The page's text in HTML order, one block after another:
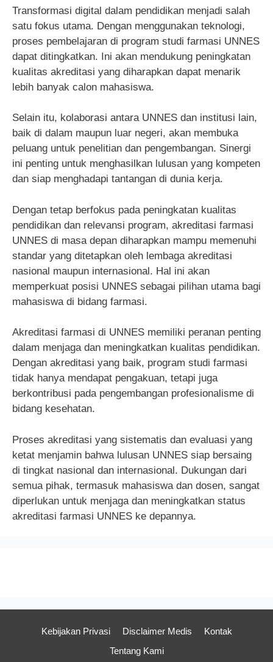
Transformasi digital dalam pendidikan menjadi salah
satu fokus utama. Dengan menggunakan teknologi,
proses pembelajaran di program studi farmasi UNNES
dapat ditingkatkan. Ini akan mendukung peningkatan
kualitas akreditasi yang diharapkan dapat menarik
lebih banyak calon mahasiswa.
Selain itu, kolaborasi antara UNNES dan institusi lain,
baik di dalam maupun luar negeri, akan membuka
peluang untuk penelitian dan pengembangan. Sinergi
ini penting untuk menghasilkan lulusan yang kompeten
dan siap menghadapi tantangan di dunia kerja.
Dengan tetap berfokus pada peningkatan kualitas
pendidikan dan relevansi program, akreditasi farmasi
UNNES di masa depan diharapkan mampu memenuhi
standar yang ditetapkan oleh lembaga akreditasi
nasional maupun internasional. Hal ini akan
memperkuat posisi UNNES sebagai pilihan utama bagi
mahasiswa di bidang farmasi.
Akreditasi farmasi di UNNES memiliki peranan penting
dalam menjaga dan meningkatkan kualitas pendidikan.
Dengan akreditasi yang baik, program studi farmasi
tidak hanya mendapat pengakuan, tetapi juga
berkontribusi pada pengembangan profesionalisme di
bidang kesehatan.
Proses akreditasi yang sistematis dan evaluasi yang
ketat menjamin bahwa lulusan UNNES siap bersaing
di tingkat nasional dan internasional. Dukungan dari
semua pihak, termasuk mahasiswa dan dosen, sangat
diperlukan untuk menjaga dan meningkatkan status
akreditasi farmasi UNNES ke depannya.
Kebijakan Privasi Disclaimer Medis
Kontak
Tentang Kami